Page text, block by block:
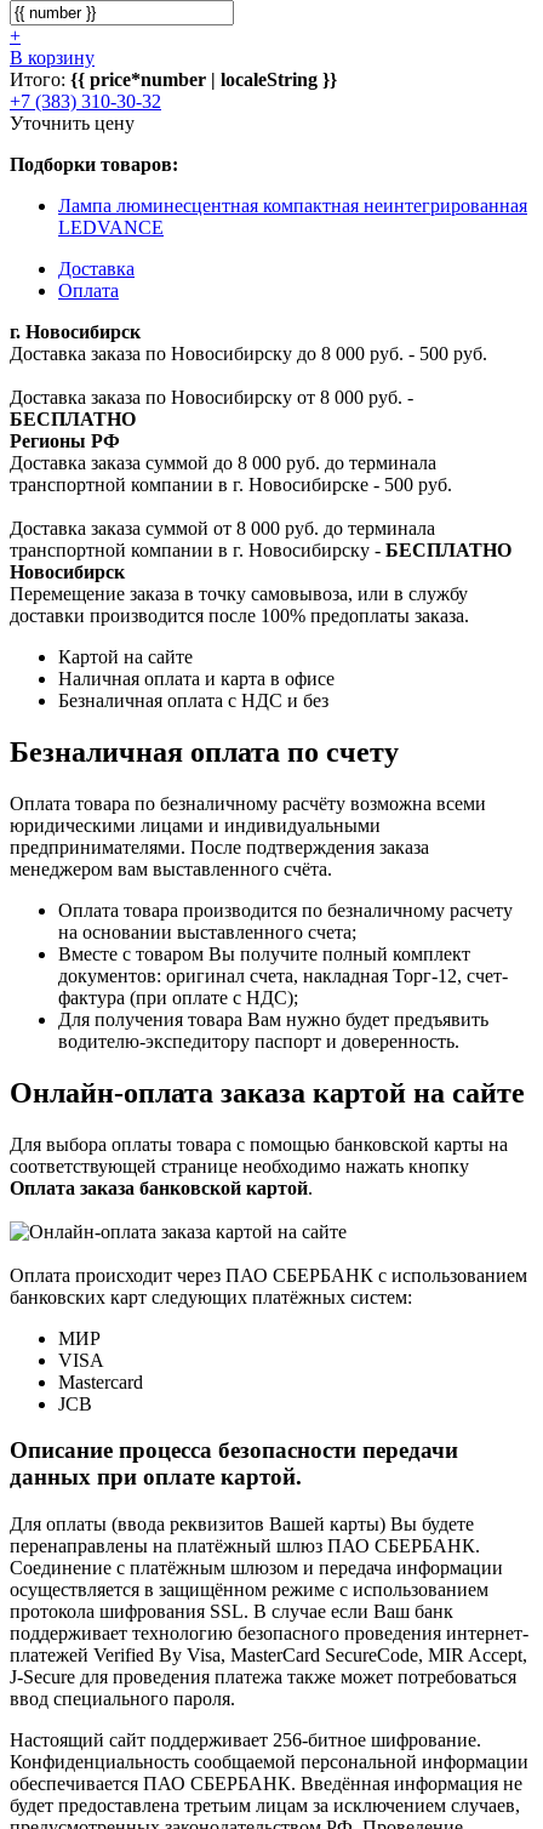
+
В корзину
Итого: {{ price*number | localeString }}
+7 (383) 310-30-32
Уточнить цену
Подборки товаров:
Лампа люминесцентная компактная неинтегрированная
LEDVANCE
Доставка
Оплата
г. Новосибирск
Доставка заказа по Новосибирску до 8 000 руб. - 500 руб.
Доставка заказа по Новосибирску от 8 000 руб. -
БЕСПЛАТНО
Регионы РФ
Доставка заказа суммой до 8 000 руб. до терминала
транспортной компании в г. Новосибирске - 500 руб.
Доставка заказа суммой от 8 000 руб. до терминала
транспортной компании в г. Новосибирску - БЕСПЛАТНО
Новосибирск
Перемещение заказа в точку самовывоза, или в службу
доставки производится после 100% предоплаты заказа.
Картой на сайте
Наличная оплата и карта в офисе
Безналичная оплата с НДС и без
Безналичная оплата по счету
Оплата товара по безналичному расчёту возможна всеми
юридическими лицами и индивидуальными
предпринимателями. После подтверждения заказа
менеджером вам выставленного счёта.
Оплата товара производится по безналичному расчету
на основании выставленного счета;
Вместе с товаром Вы получите полный комплект
документов: оригинал счета, накладная Торг-12, счет-
фактура (при оплате с НДС);
Для получения товара Вам нужно будет предъявить
водителю-экспедитору паспорт и доверенность.
Онлайн-оплата заказа картой на сайте
Для выбора оплаты товара с помощью банковской карты на
соответствующей странице необходимо нажать кнопку
Оплата заказа банковской картой.
Оплата происходит через ПАО СБЕРБАНК с использованием
банковских карт следующих платёжных систем:
МИР
VISA
Mastercard
JCB
Описание процесса безопасности передачи
данных при оплате картой.
Для оплаты (ввода реквизитов Вашей карты) Вы будете
перенаправлены на платёжный шлюз ПАО СБЕРБАНК.
Соединение с платёжным шлюзом и передача информации
осуществляется в защищённом режиме с использованием
протокола шифрования SSL. В случае если Ваш банк
поддерживает технологию безопасного проведения интернет-
платежей Verified By Visa, MasterCard SecureCode, MIR Accept,
J-Secure для проведения платежа также может потребоваться
ввод специального пароля.
Настоящий сайт поддерживает 256-битное шифрование.
Конфиденциальность сообщаемой персональной информации
обеспечивается ПАО СБЕРБАНК. Введённая информация не
будет предоставлена третьим лицам за исключением случаев,